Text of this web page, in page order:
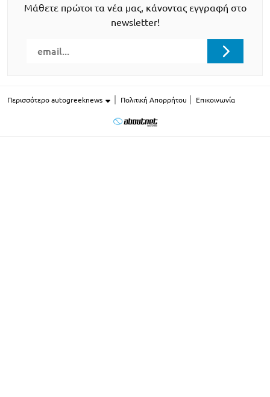
Μάθετε πρώτοι τα νέα μας, κάνοντας εγγραφή στο
newsletter!
Περισσότερο autogreeknews Πολιτική Απορρήτου Επικοινωνία